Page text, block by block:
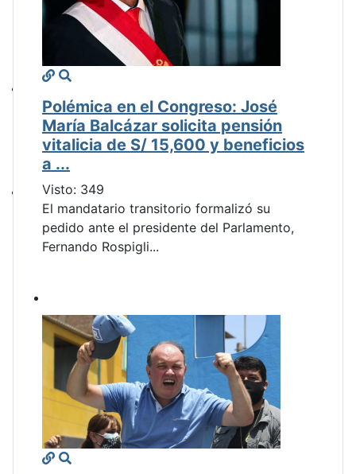
Polémica en el Congreso: José
María Balcázar solicita pensión
vitalicia de S/ 15,600 y beneficios
a ...
Visto: 349
El mandatario transitorio formalizó su
pedido ante el presidente del Parlamento,
Fernando Rospigli...